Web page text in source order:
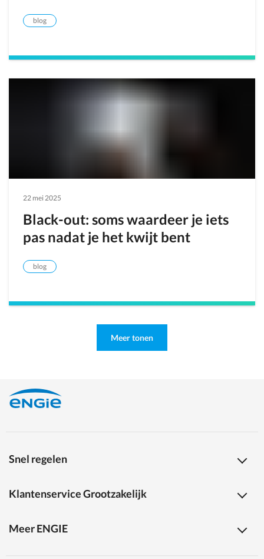
blog
22 mei 2025
Black-out: soms waardeer je iets
pas nadat je het kwijt bent
blog
Meer tonen
Snel regelen
Klantenservice Grootzakelijk
Meer ENGIE